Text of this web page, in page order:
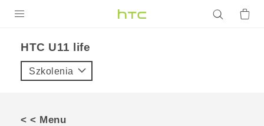
VIVE
HTC U11 life‎
Szkolenia
< < Menu